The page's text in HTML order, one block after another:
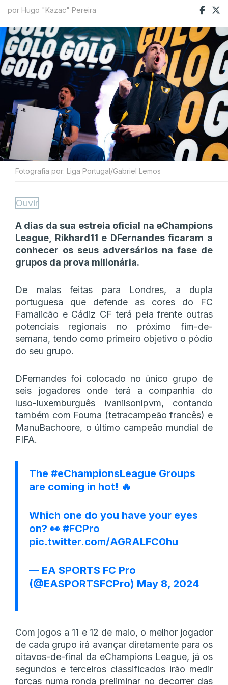
por Hugo "Kazac" Pereira
Fotografia por: Liga Portugal/Gabriel Lemos
Ouvir
A dias da sua estreia oficial na eChampions
League, Rikhard11 e DFernandes ficaram a
conhecer os seus adversários na fase de
grupos da prova milionária.
De malas feitas para Londres, a dupla
portuguesa que defende as cores do FC
Famalicão e Cádiz CF terá pela frente outras
potenciais regionais no próximo fim-de-
semana, tendo como primeiro objetivo o pódio
do seu grupo.
DFernandes foi colocado no único grupo de
seis jogadores onde terá a companhia do
luso-luxemburguês ivanilsonlpvm, contando
também com Fouma (tetracampeão francês) e
ManuBachoore, o último campeão mundial de
FIFA.
The #eChampionsLeague Groups
are coming in hot! 🔥
Which one do you have your eyes
on? 👀 #FCPro
pic.twitter.com/AGRALFC0hu
— EA SPORTS FC Pro
(@EASPORTSFCPro) May 8, 2024
Com jogos a 11 e 12 de maio, o melhor jogador
de cada grupo irá avançar diretamente para os
oitavos-de-final da eChampions League, já os
segundos e terceiros classificados irão medir
forças numa ronda preliminar no decorrer das